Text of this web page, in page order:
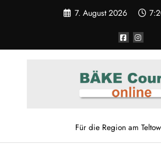
7. August 2026
Für die Region am